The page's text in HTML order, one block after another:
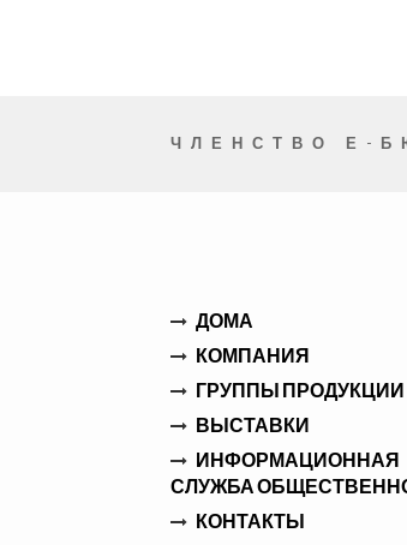
ЧЛЕНСТВО Е-
ДОМА
КОМПАНИЯ
ГРУППЫ ПРОДУКЦИИ
ВЫСТАВКИ
ИНФОРМАЦИОННАЯ
СЛУЖБА
КОНТАКТЫ